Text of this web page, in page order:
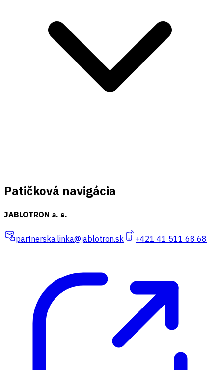
Patičková navigácia
JABLOTRON a. s.
partnerska.linka@jablotron.sk +421 41 511 68 68